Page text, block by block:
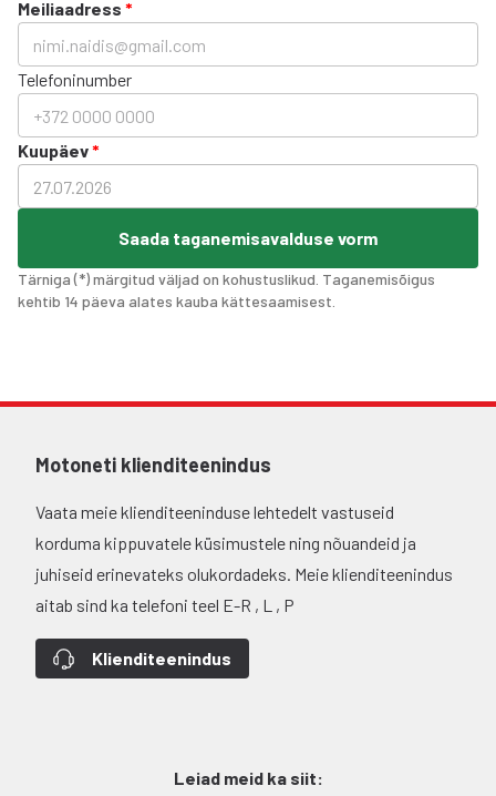
Meiliaadress *
Telefoninumber
Kuupäev*
Saada taganemisavalduse vorm
Tärniga (*) märgitud väljad on kohustuslikud. Taganemisõigus
kehtib 14 päeva alates kauba kättesaamisest.
Motoneti klienditeenindus
Vaata meie klienditeeninduse lehtedelt vastuseid
korduma kippuvatele küsimustele ning nõuandeid ja
juhiseid erinevateks olukordadeks. Meie klienditeenindus
aitab sind ka telefoni teel E-R , L , P
Klienditeenindus
Leiad meid ka siit: